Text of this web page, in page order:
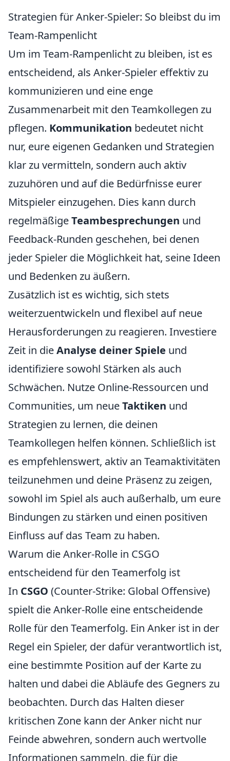
Strategien für Anker-Spieler: So bleibst du im
Team-Rampenlicht
Um im Team-Rampenlicht zu bleiben, ist es
entscheidend, als Anker-Spieler effektiv zu
kommunizieren und eine enge
Zusammenarbeit mit den Teamkollegen zu
pflegen. Kommunikation bedeutet nicht
nur, eure eigenen Gedanken und Strategien
klar zu vermitteln, sondern auch aktiv
zuzuhören und auf die Bedürfnisse eurer
Mitspieler einzugehen. Dies kann durch
regelmäßigeTeambesprechungen und
Feedback-Runden geschehen, bei denen
jeder Spieler die Möglichkeit hat, seine Ideen
und Bedenken zu äußern.
Zusätzlich ist es wichtig, sich stets
weiterzuentwickeln und flexibel auf neue
Herausforderungen zu reagieren. Investiere
Zeit in dieAnalyse deiner Spiele und
identifiziere sowohl Stärken als auch
Schwächen. Nutze Online-Ressourcen und
Communities, um neueTaktiken und
Strategien zu lernen, die deinen
Teamkollegen helfen können. Schließlich ist
es empfehlenswert, aktiv an Teamaktivitäten
teilzunehmen und deine Präsenz zu zeigen,
sowohl im Spiel als auch außerhalb, um eure
Bindungen zu stärken und einen positiven
Einfluss auf das Team zu haben.
Warum die Anker-Rolle in CSGO
entscheidend für den Teamerfolg ist
In CSGO (Counter-Strike: Global Offensive)
spielt die Anker-Rolle eine entscheidende
Rolle für den Teamerfolg. Ein Anker ist in der
Regel ein Spieler, der dafür verantwortlich ist,
eine bestimmte Position auf der Karte zu
halten und dabei die Abläufe des Gegners zu
beobachten. Durch das Halten dieser
kritischen Zone kann der Anker nicht nur
Feinde abwehren, sondern auch wertvolle
Informationen sammeln, die für die